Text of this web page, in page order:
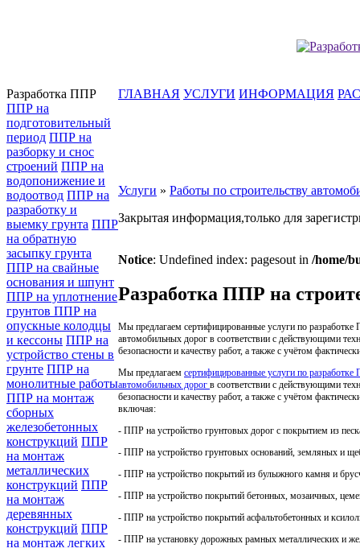
Разработка ППР
ППР на
подготовительный
период ППР на
разборку и снос
строений ППР на
водопонижение и
водоотвод ППР на
разработку и
выемку грунта ППР
на обратную
засыпку грунта
ППР на свайные
основания и шпунт
ППР на уплотнение
грунтов ППР на
опускные колодцы
и кессоны ППР на
устройство стены в
грунте ППР на
монолитные работы
ППР на монтаж
сборных
железобетонных
конструкций ППР
на монтаж
металлических
конструкций ППР
на монтаж
деревянных
конструкций ППР
на монтаж легких
ГЛАВНАЯ УСЛУГИ ИНФОРМАЦИЯ
Услуги » Работы по строительству
Закрытая информация,только для
Notice: Undefined index: pagesout in /home/
Разработка ППР на
Мы предлагаем сертифицированные услуги по
автомобильных дорог в соответствии с действующими
безопасности и качеству работ, а также с учётом
Мы предлагаем сертифицированные услуги по
автомобильных дорог в соответствии с действующими
безопасности и качеству работ, а также с учётом
включая:
- ППР на устройство грунтовых дорог с покрытием из
- ППР на устройство грунтовых оснований, земляных и
- ППР на устройство покрытий из булыжного камня и
- ППР на устройство покрытий бетонных, мозаичных,
- ППР на устройство покрытий асфальтобетонных и
- ППР на установку дорожных рамных металлических и